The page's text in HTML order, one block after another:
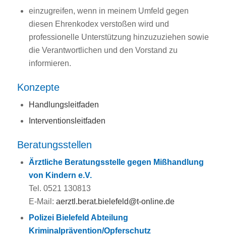
einzugreifen, wenn in meinem Umfeld gegen
diesen Ehrenkodex verstoßen wird und
professionelle Unterstützung hinzuzuziehen sowie
die Verantwortlichen und den Vorstand zu
informieren.
Konzepte
Handlungsleitfaden
Interventionsleitfaden
Beratungsstellen
Ärztliche Beratungsstelle gegen Mißhandlung
von Kindern e.V.
Tel. 0521 130813
E-Mail: aerztl.berat.bielefeld@t-online.de
Polizei Bielefeld Abteilung
Kriminalprävention/Opferschutz